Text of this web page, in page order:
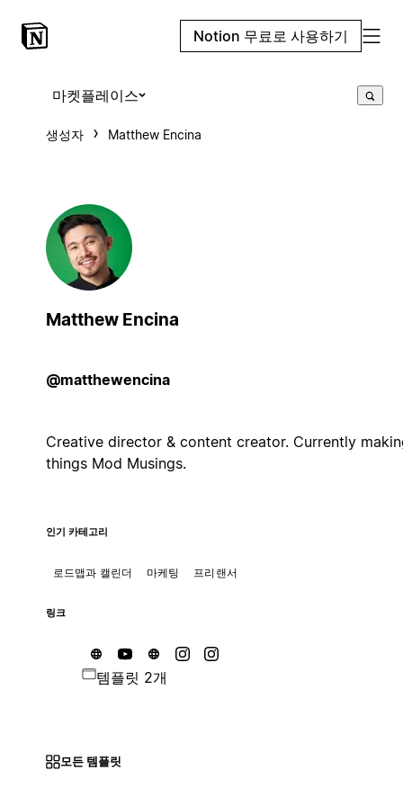
Notion 무료로 사용하기
마켓플레이스
생성자 Matthew Encina
Matthew Encina
@matthewencina
Creative director & content creator. Currently
things Mod Musings.
인기 카테고리
로드맵과 캘린더 마케팅 프리랜서
링크
템플릿 2개
모든 템플릿